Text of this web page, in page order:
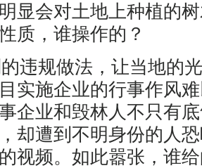
显会对土地上种植的
质，谁操作的？
违规做法，让当地的
实施企业的行事作风
企业和毁林人不只有
却遭到不明身份的人
视频。如此嚣张，谁